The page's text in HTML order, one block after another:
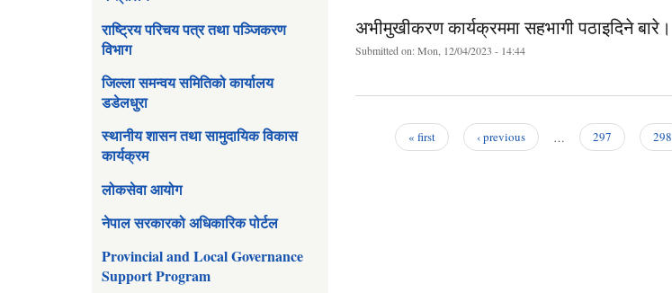
राष्ट्रिय परिचय पत्र तथा पञ्जिकरण
विभाग
जिल्ला समन्वय समितिको कार्यालय
डडेलधुरा
स्थानीय शासन तथा सामुदायिक विकास
कार्यक्रम
लोकसेवा आयोग
नेपाल सरकारको अधिकारिक पोर्टल
Provincial and Local Governance
Support Program
अभीमुखीकरण कार्यक्रममा सहभागी पठाइदिने बारे।
Submitted on:Mon, 12/04/2023 - 14:44
« first ‹ previous … 297 298